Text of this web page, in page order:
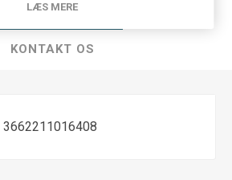
SPECIFIKATIONER
KONTAKT OS
3662211016408
LÆS MERE